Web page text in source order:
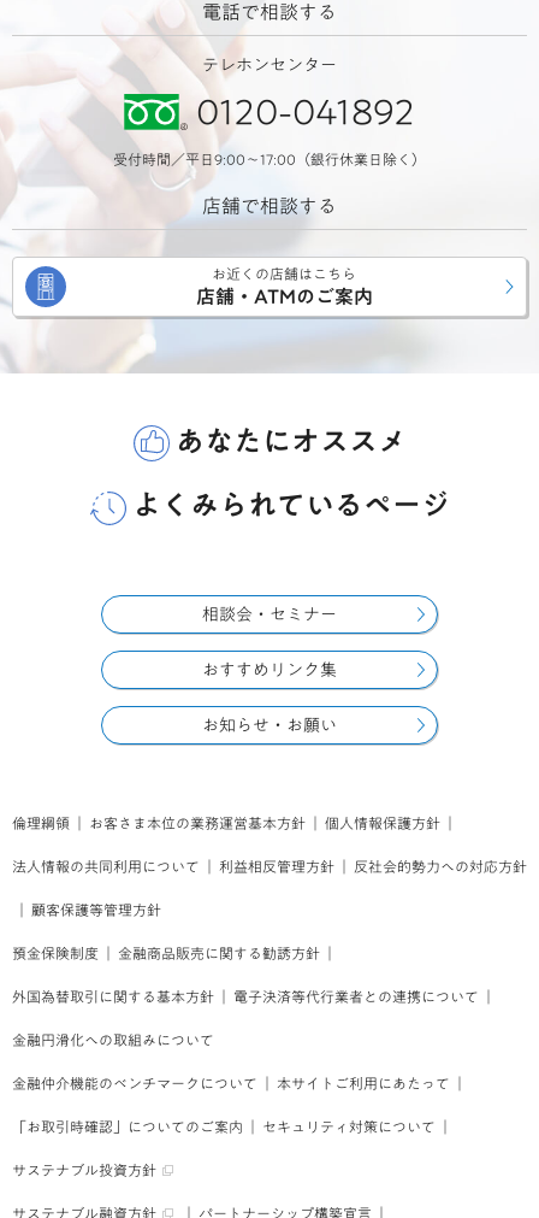
電話で相談する
テレホンセンター
0120-041892
受付時間／平日9:00～17:00（銀行休業日除く）
店舗で相談する
お近くの店舗はこちら
店舗・ATMのご案内
あなたにオススメ
よくみられているページ
相談会・セミナー
おすすめリンク集
お知らせ・お願い
倫理綱領 お客さま本位の業務運営基本方針 個人情報保護方針
法人情報の共同利用について 利益相反管理方針 反社会的勢力への対応方針
顧客保護等管理方針
預金保険制度 金融商品販売に関する勧誘方針
外国為替取引に関する基本方針 電子決済等代行業者との連携について
金融円滑化への取組みについて
金融仲介機能のベンチマークについて 本サイトご利用にあたって
「お取引時確認」についてのご案内 セキュリティ対策について
サステナブル投資方針
サステナブル融資方針 パートナーシップ構築宣言